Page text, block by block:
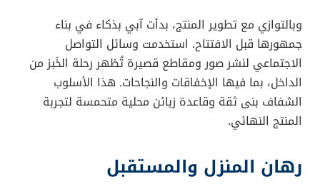
وبالتوازي مع تطوير المنتج، بدأت آبي بذكاء في بناء
جمهورها قبل الافتتاح. استخدمت وسائل التواصل
الاجتماعي لنشر صور ومقاطع قصيرة تُظهر رحلة الخَبز من
الداخل، بما فيها الإخفاقات والنجاحات. هذا الأسلوب
الشفاف بنى ثقة وقاعدة زبائن محلية متحمسة لتجربة
المنتج النهائي.
رهان المنزل والمستقبل